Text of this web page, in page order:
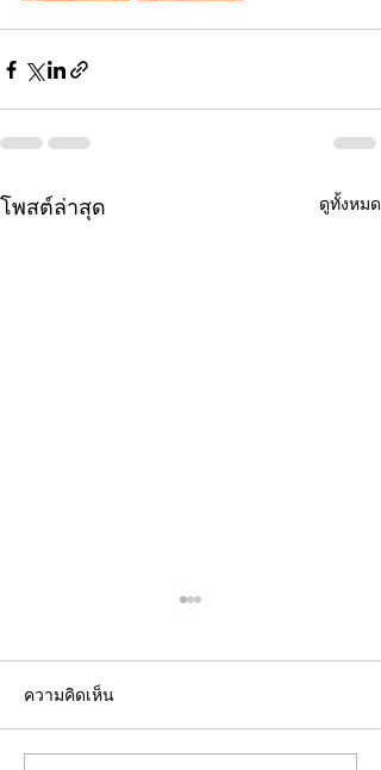
โพสต์ล่าสุด ดูทั้งหมด
ความคิดเห็น